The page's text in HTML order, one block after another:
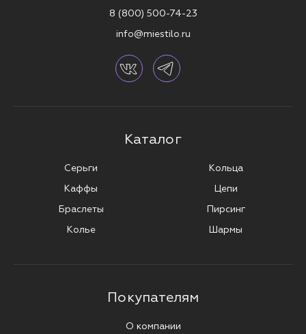
8 (800) 500-74-23
info@miestilo.ru
Каталог
Серьги
Каффы
Браслеты
Колье
Кольца
Цепи
Пирсинг
Шармы
Покупателям
О компании